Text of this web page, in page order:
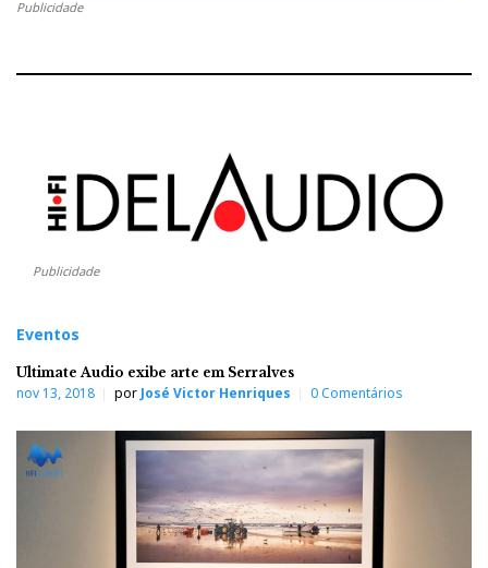
Publicidade
Publicidade
Eventos
Ultimate Audio exibe arte em Serralves
nov 13, 2018 por José Victor Henriques 0 Comentários